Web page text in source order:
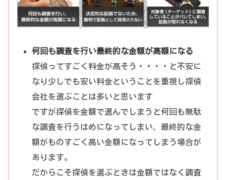
何回も調査を行い最終的な金額が高額になる
探偵ってすごく料金が高そう・・・・と不安に
なり少しでも安い料金ということを重視し探偵
会社を選ぶことは多いと思います
ですが探偵を金額で選んでしまうと何回も無駄
な調査を行うはめになってしまい、最終的な金
額がものすごく高い金額になってしまう場合が
あります。
だからこそ探偵を選ぶときは金額ではなく調査